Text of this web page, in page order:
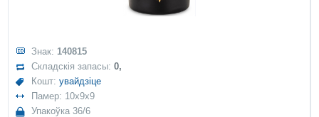
Знак: 140815
Складскія запасы:0,
Кошт:увайдзіце
Памер: 10x9x9
Упакоўка 36/6